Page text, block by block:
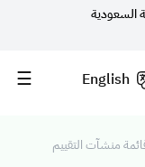
السعودية
English
منشآت التقييم